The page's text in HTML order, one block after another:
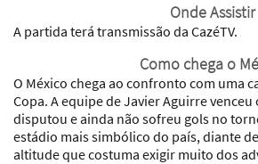
Onde Assistir
A partida terá transmissão da CazéTV.
Como chega o
O México chega ao confronto com uma
Copa. A equipe de Javier Aguirre
disputou e ainda não sofreu gols no
estádio mais simbólico do país, diante
altitude que costuma exigir muito dos